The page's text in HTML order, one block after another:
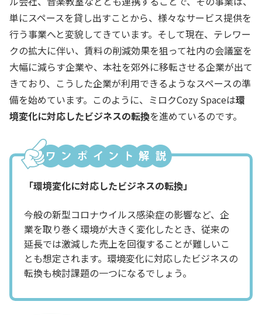
単にスペースを貸し出すことから、様々なサービス提供を
行う事業へと変貌してきています。そして現在、テレワー
クの拡大に伴い、賃料の削減効果を狙って社内の会議室を
大幅に減らす企業や、本社を郊外に移転させる企業が出て
きており、こうした企業が利用できるようなスペースの準
備を始めています。このように、ミロクCozy Spaceは環
境変化に対応したビジネスの転換を進めているのです。
「環境変化に対応したビジネスの転換」
今般の新型コロナウイルス感染症の影響など、企
業を取り巻く環境が大きく変化したとき、従来の
延長では激減した売上を回復することが難しいこ
とも想定されます。環境変化に対応したビジネスの
転換も検討課題の一つになるでしょう。